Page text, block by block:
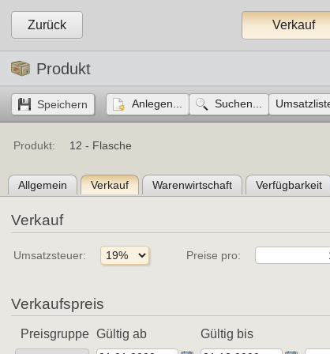
Zurück Verkauf
Produkt
Anlegen... Suchen...
Produkt: 12 - Flasche
Allgemein Verkauf Warenwirtschaft Verfügbarkeit
Verkauf
Umsatzsteuer: Preise pro:
Verkaufspreis
Preisgruppe Gültig ab Gültig bis